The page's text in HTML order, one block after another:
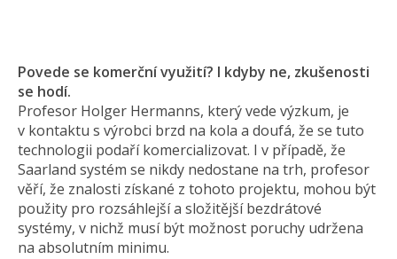
Povede se komerční využití? I kdyby ne, zkušenosti
se hodí.
Profesor Holger Hermanns, který vede výzkum, je
v kontaktu s výrobci brzd na kola a doufá, že se tuto
technologii podaří komercializovat. I v případě, že
Saarland systém se nikdy nedostane na trh, profesor
věří, že znalosti získané z tohoto projektu, mohou být
použity pro rozsáhlejší a složitější bezdrátové
systémy, v nichž musí být možnost poruchy udržena
na absolutním minimu.